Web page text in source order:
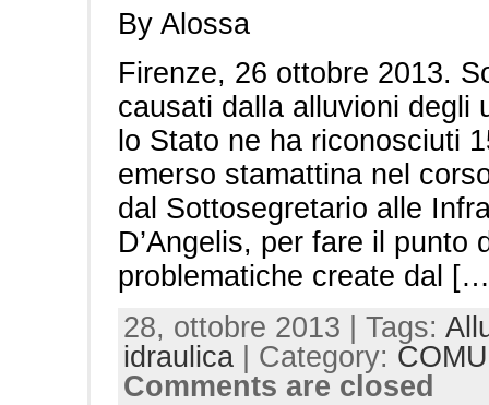
By Alossa
Firenze, 26 ottobre 2013.
causati dalla alluvioni degli
lo Stato ne ha riconosciuti
emerso stamattina nel
dal Sottosegretario alle
D’Angelis, per fare il punto
problematiche create dal
28, ottobre 2013 | Tags:
idraulica | Category:
Comments are closed